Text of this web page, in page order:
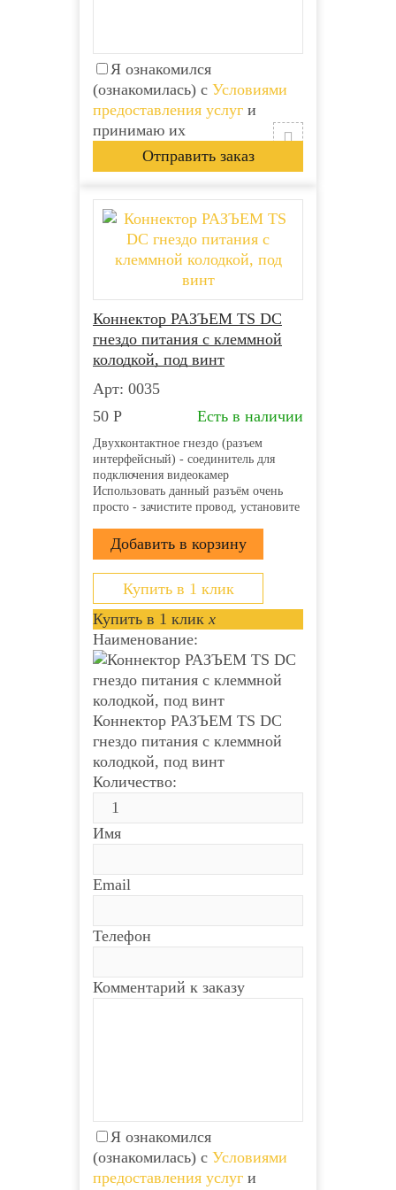
Я ознакомился
(ознакомилась) с Условиями
предоставления услуг и
принимаю их
Коннектор РАЗЪЕМ TS DC
гнездо питания с клеммной
колодкой, под винт
Арт: 0035
50 Р Есть в наличии
Двухконтактное гнездо (разъем
интерфейсный) - соединитель для
подключения видеокамер
Использовать данный разъём очень
просто - зачистите провод, установите
Клеммная колодка надёжно
зафиксирует проводник и обеспечит
прекрасный контакт. Монтаж
возможно осуществлять с...
Купить в 1 клик
Купить в 1 клик x
Наименование:
Коннектор РАЗЪЕМ TS DC
гнездо питания с клеммной
колодкой, под винт
Количество:
Имя
Email
Телефон
Комментарий к заказу
Я ознакомился
(ознакомилась) с Условиями
предоставления услуг и